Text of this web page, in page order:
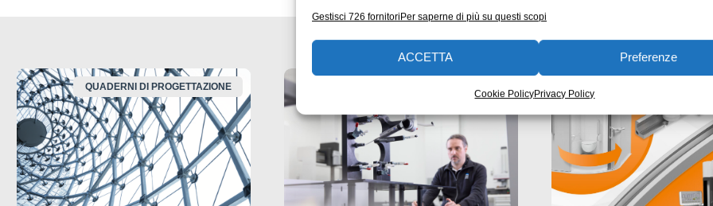
Gestisci 726 fornitoriPer saperne di più su questi scopi
ACCETTA Preferenze
Cookie PolicyPrivacy Policy
ARTICOLI CORRELATI
QUADERNI DI PROGETTAZIONE